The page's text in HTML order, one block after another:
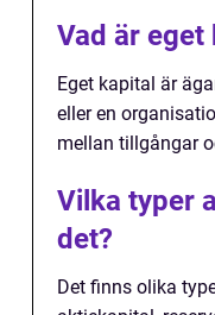
Vad är eget
Eget kapital är
eller en
mellan tillgångar
Vilka typer
det?
Det finns olika